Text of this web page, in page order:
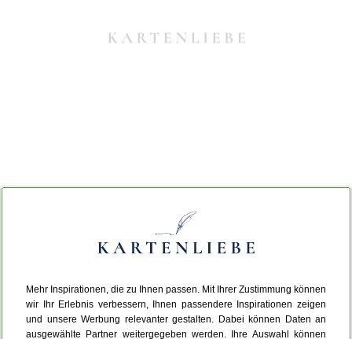
Mehr Inspirationen, die zu Ihnen passen. Mit Ihrer Zustimmung können
wir Ihr Erlebnis verbessern, Ihnen passendere Inspirationen zeigen
und unsere Werbung relevanter gestalten. Dabei können Daten an
ausgewählte Partner weitergegeben werden. Ihre Auswahl können
Da ist etwas schiefgelaufen.